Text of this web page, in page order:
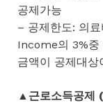
공제가능
– 공제한도: 의
Income의 3%중
금액이 공제대상
▲근로소득공